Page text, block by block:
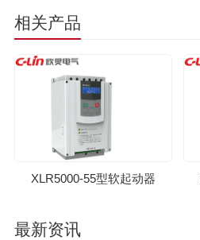
相关产品
XLR5000-55型软起动器
最新资讯